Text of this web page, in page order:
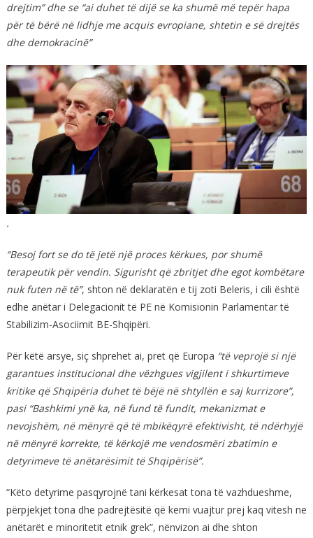
drejtim” dhe se “ai duhet të dijë se ka shumë më tepër hapa
për të bërë në lidhje me acquis evropiane, shtetin e së drejtës
dhe demokracinë”
.
“Besoj fort se do të jetë një proces kërkues, por shumë
terapeutik për vendin. Sigurisht që zbritjet dhe egot kombëtare
nuk futen në të”, shton në deklaratën e tij zoti Beleris, i cili është
edhe anëtar i Delegacionit të PE në Komisionin Parlamentar të
Stabilizim-Asociimit BE-Shqipëri.
Për këtë arsye, siç shprehet ai, pret që Europa “të veprojë si një
garantues institucional dhe vëzhgues vigjilent i shkurtimeve
kritike që Shqipëria duhet të bëjë në shtyllën e saj kurrizore”,
pasi “Bashkimi ynë ka, në fund të fundit, mekanizmat e
nevojshëm, në mënyrë që të mbikëqyrë efektivisht, të ndërhyjë
në mënyrë korrekte, të kërkojë me vendosmëri zbatimin e
detyrimeve të anëtarësimit të Shqipërisë”.
“Këto detyrime pasqyrojnë tani kërkesat tona të vazhdueshme,
përpjekjet tona dhe padrejtësitë që kemi vuajtur prej kaq vitesh ne
anëtarët e minoritetit etnik grek”, nënvizon ai dhe shton